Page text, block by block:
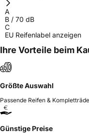
A
B / 70 dB
C
EU Reifenlabel anzeigen
Ihre Vorteile beim
Größte Auswahl
Passende Reifen &
Günstige Preise